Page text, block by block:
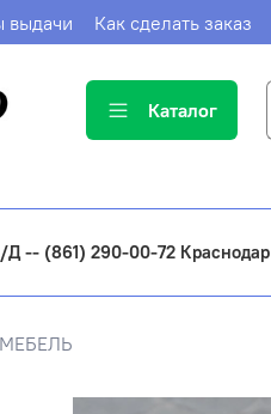
выдачи Как сделать заказ
Каталог
Д -- (861) 290-00-72